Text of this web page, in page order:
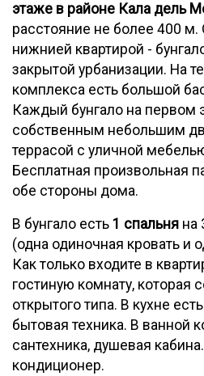
этаже в районе Кала дель
расстояние не более 400
нижнией квартирой -
закрытой урбанизации. На
комплекса есть большой
Каждый бунгало на первом
собственным небольшим
террасой с уличной
Бесплатная произвольная
обе стороны дома.
В бунгало есть 1 спальня на
(одна одиночная кровать и
Как только входите в
гостиную комнату, которая
открытого типа. В кухне
бытовая техника. В ванной
сантехника, душевая
кондиционер.